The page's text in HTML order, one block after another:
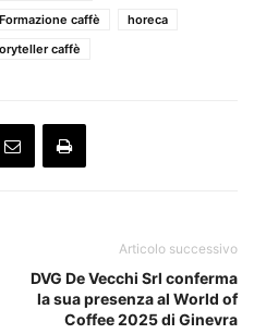
Formazione caffè
horeca
caffè
Articolo successivo
DVG De Vecchi Srl conferma
la sua presenza al World of
Coffee 2025 di Ginevra